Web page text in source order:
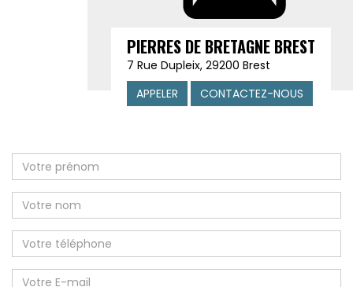
PIERRES DE BRETAGNE BREST
7 Rue Dupleix, 29200 Brest
APPELER
CONTACTEZ-NOUS